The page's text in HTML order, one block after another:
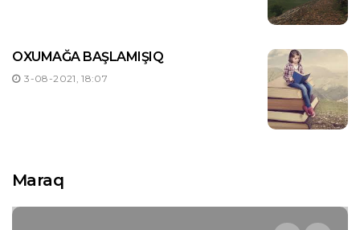
OXUMAĞA BAŞLAMIŞIQ
3-08-2021, 18:07
Maraq